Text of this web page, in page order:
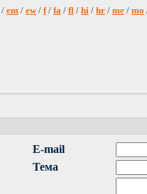
/ em / ew/ f/ fa / fl / hi / hr / me / mo
E-mail
Тема